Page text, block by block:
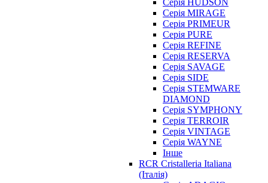
Серія HUDSON
Серія MIRAGE
Серія PRIMEUR
Серія PURE
Серія REFINE
Серія RESERVA
Серія SAVAGE
Серія SIDE
Серія STEMWARE
DIAMOND
Серія SYMPHONY
Серія TERROIR
Серія VINTAGE
Серія WAYNE
Інше
RCR Cristalleria Italiana
(Італія)